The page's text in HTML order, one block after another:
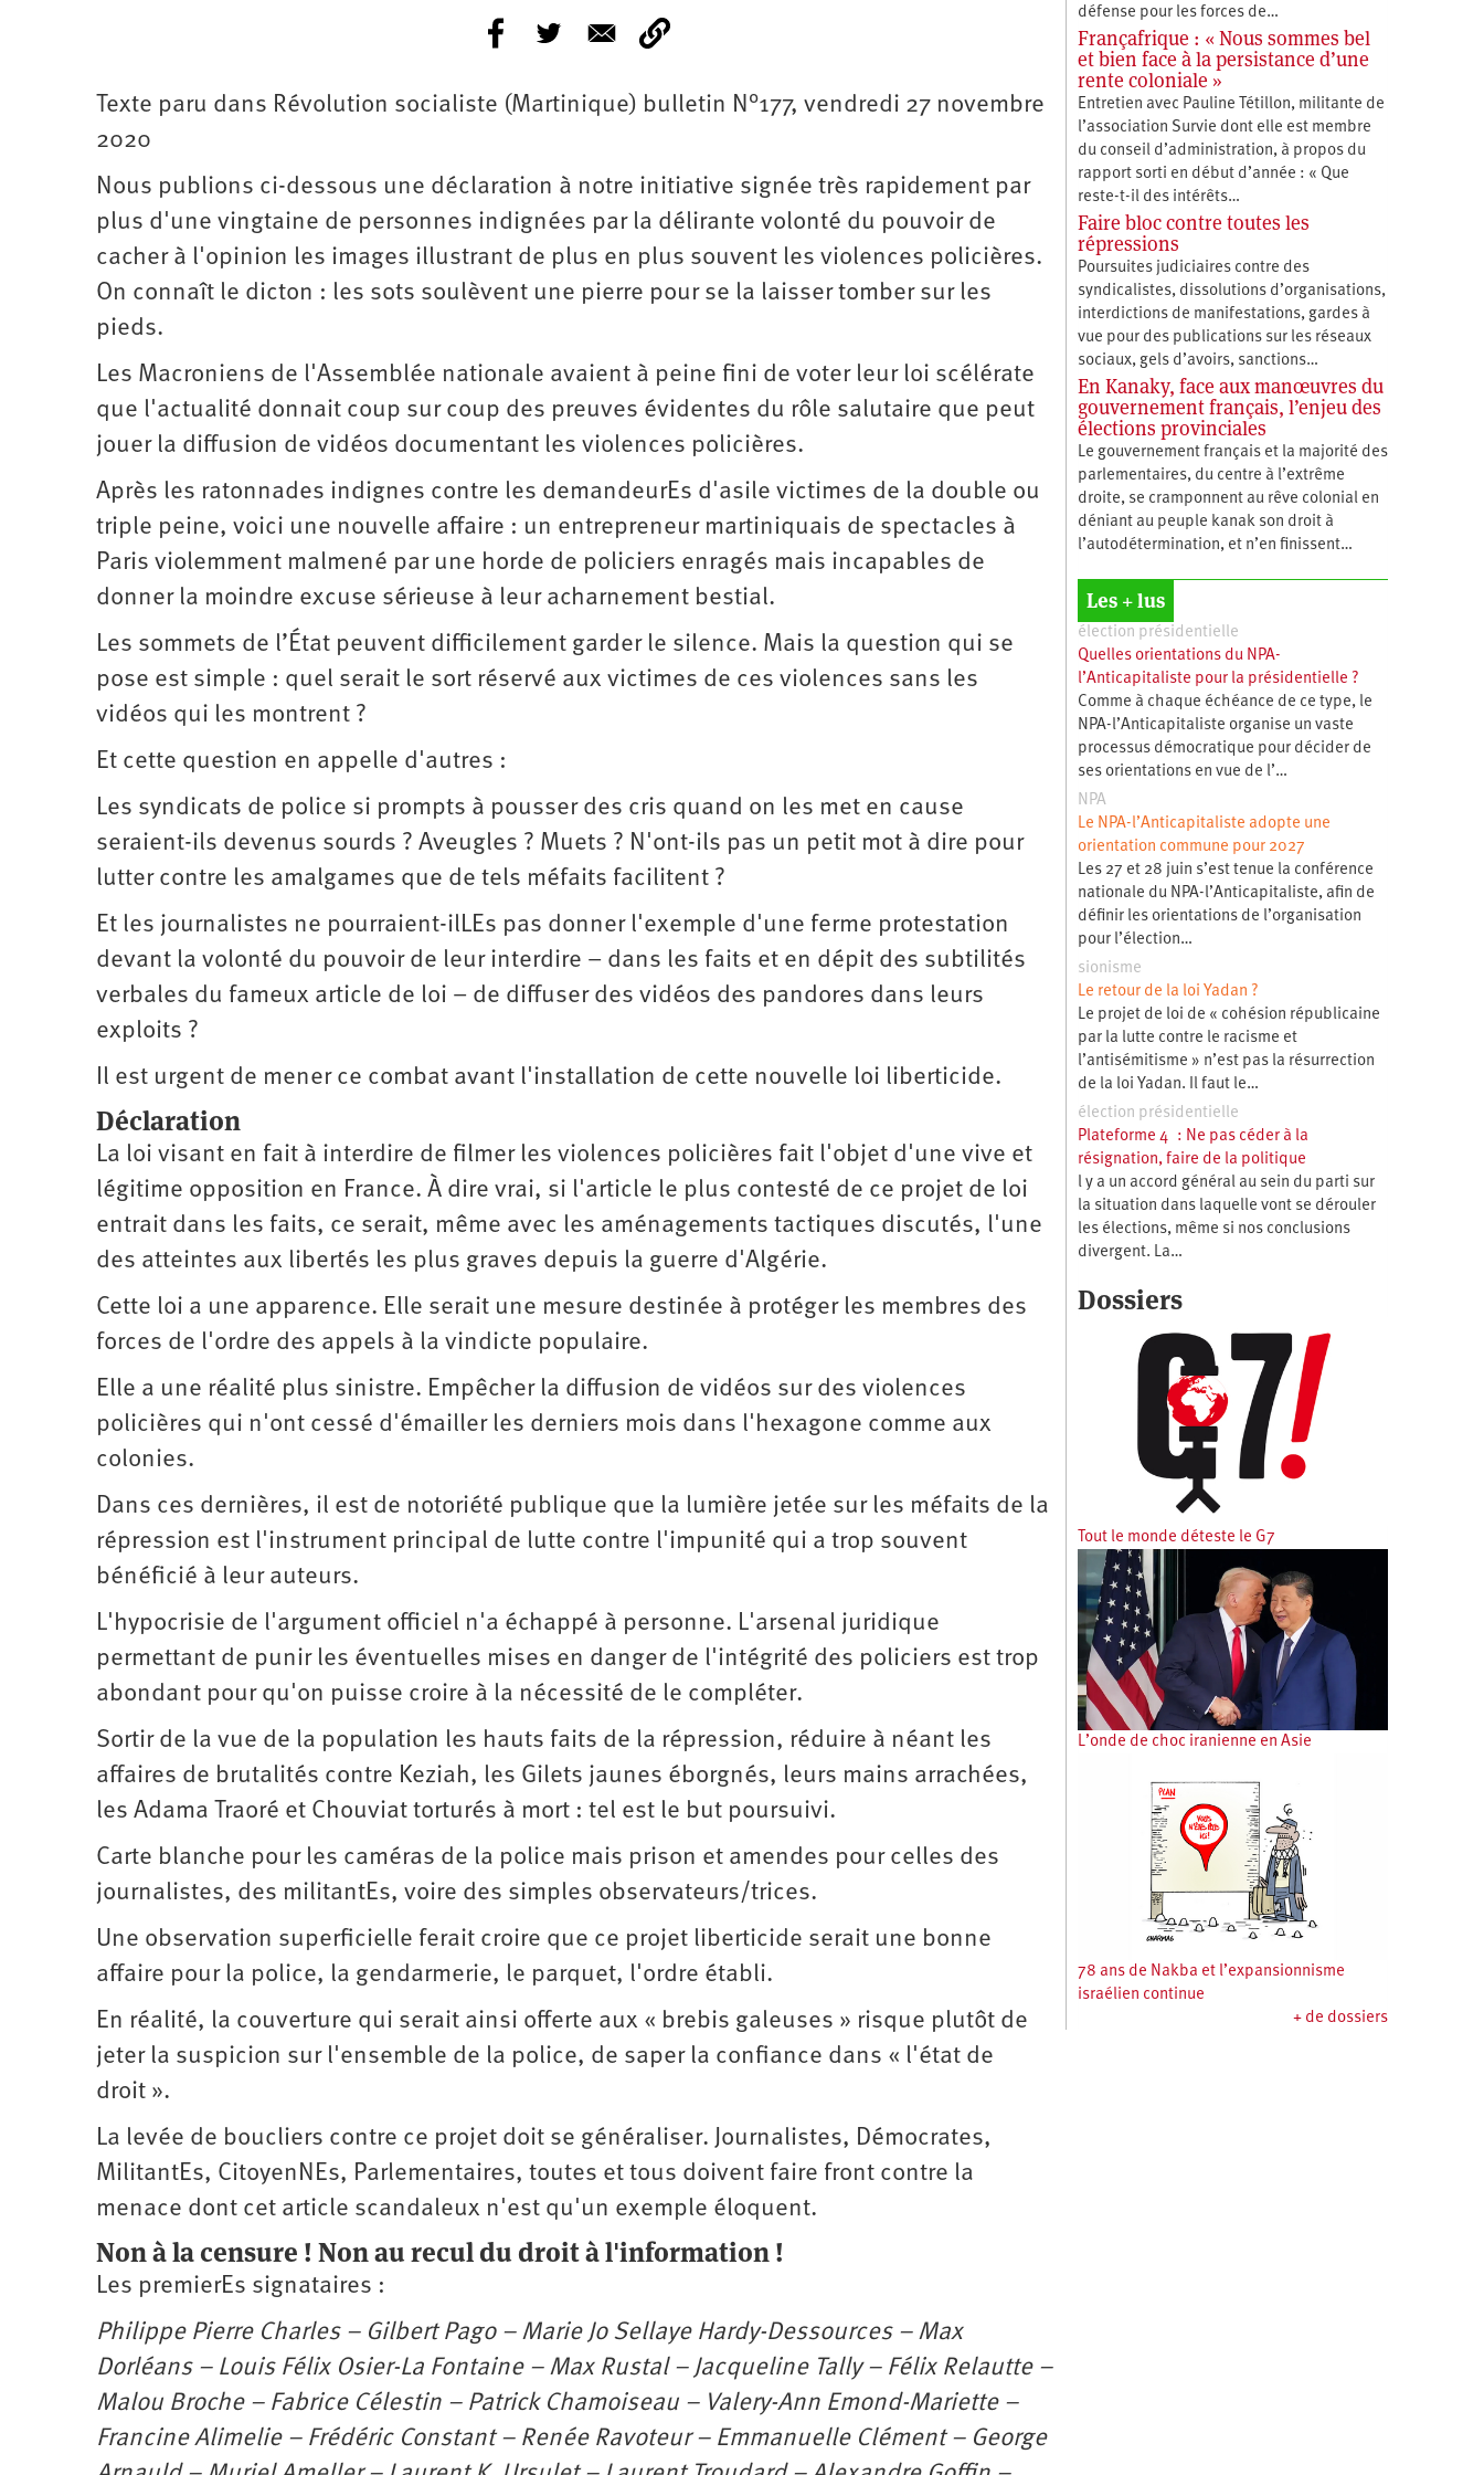
Texte paru dans Révolution socialiste (Martinique) bulletin N°177, vendredi 27 novembre
2020
Nous publions ci-dessous une déclaration à notre initiative signée très rapidement par
plus d'une vingtaine de personnes indignées par la délirante volonté du pouvoir de
cacher à l'opinion les images illustrant de plus en plus souvent les violences policières.
On connaît le dicton : les sots soulèvent une pierre pour se la laisser tomber sur les
pieds.
Les Macroniens de l'Assemblée nationale avaient à peine fini de voter leur loi scélérate
que l'actualité donnait coup sur coup des preuves évidentes du rôle salutaire que peut
jouer la diffusion de vidéos documentant les violences policières.
Après les ratonnades indignes contre les demandeurEs d'asile victimes de la double ou
triple peine, voici une nouvelle affaire : un entrepreneur martiniquais de spectacles à
Paris violemment malmené par une horde de policiers enragés mais incapables de
donner la moindre excuse sérieuse à leur acharnement bestial.
Les sommets de l’État peuvent difficilement garder le silence. Mais la question qui se
pose est simple : quel serait le sort réservé aux victimes de ces violences sans les
vidéos qui les montrent ?
Et cette question en appelle d'autres :
Les syndicats de police si prompts à pousser des cris quand on les met en cause
seraient-ils devenus sourds ? Aveugles ? Muets ? N'ont-ils pas un petit mot à dire pour
lutter contre les amalgames que de tels méfaits facilitent ?
Et les journalistes ne pourraient-ilLEs pas donner l'exemple d'une ferme protestation
devant la volonté du pouvoir de leur interdire – dans les faits et en dépit des subtilités
verbales du fameux article de loi – de diffuser des vidéos des pandores dans leurs
exploits ?
Il est urgent de mener ce combat avant l'installation de cette nouvelle loi liberticide.
Déclaration
La loi visant en fait à interdire de filmer les violences policières fait l'objet d'une vive et
légitime opposition en France. À dire vrai, si l'article le plus contesté de ce projet de loi
entrait dans les faits, ce serait, même avec les aménagements tactiques discutés, l'une
des atteintes aux libertés les plus graves depuis la guerre d'Algérie.
Cette loi a une apparence. Elle serait une mesure destinée à protéger les membres des
forces de l'ordre des appels à la vindicte populaire.
Elle a une réalité plus sinistre. Empêcher la diffusion de vidéos sur des violences
policières qui n'ont cessé d'émailler les derniers mois dans l'hexagone comme aux
colonies.
Dans ces dernières, il est de notoriété publique que la lumière jetée sur les méfaits de la
répression est l'instrument principal de lutte contre l'impunité qui a trop souvent
bénéficié à leur auteurs.
L'hypocrisie de l'argument officiel n'a échappé à personne. L'arsenal juridique
permettant de punir les éventuelles mises en danger de l'intégrité des policiers est trop
abondant pour qu'on puisse croire à la nécessité de le compléter.
Sortir de la vue de la population les hauts faits de la répression, réduire à néant les
affaires de brutalités contre Keziah, les Gilets jaunes éborgnés, leurs mains arrachées,
les Adama Traoré et Chouviat torturés à mort : tel est le but poursuivi.
Carte blanche pour les caméras de la police mais prison et amendes pour celles des
journalistes, des militantEs, voire des simples observateurs/trices.
Une observation superficielle ferait croire que ce projet liberticide serait une bonne
affaire pour la police, la gendarmerie, le parquet, l'ordre établi.
En réalité, la couverture qui serait ainsi offerte aux « brebis galeuses » risque plutôt de
jeter la suspicion sur l'ensemble de la police, de saper la confiance dans « l'état de
droit ».
La levée de boucliers contre ce projet doit se généraliser. Journalistes, Démocrates,
MilitantEs, CitoyenNEs, Parlementaires, toutes et tous doivent faire front contre la
menace dont cet article scandaleux n'est qu'un exemple éloquent.
Non à la censure ! Non au recul du droit à l'information !
Les premierEs signataires :
Philippe Pierre Charles – Gilbert Pago – Marie Jo Sellaye Hardy-Dessources – Max
Dorléans – Louis Félix Osier-La Fontaine – Max Rustal – Jacqueline Tally – Félix Relautte –
Malou Broche – Fabrice Célestin – Patrick Chamoiseau – Valery-Ann Emond-Mariette –
Francine Alimelie – Frédéric Constant – Renée Ravoteur – Emmanuelle Clément – George
défense pour les forces de…
Françafrique : « Nous sommes bel
et bien face à la persistance d’une
rente coloniale »
Entretien avec Pauline Tétillon, militante de
l’association Survie dont elle est membre
du conseil d’administration, à propos du
rapport sorti en début d’année : « Que
reste-t-il des intérêts…
Faire bloc contre toutes les
répressions
Poursuites judiciaires contre des
syndicalistes, dissolutions d’organisations,
interdictions de manifestations, gardes à
vue pour des publications sur les réseaux
sociaux, gels d’avoirs, sanctions…
En Kanaky, face aux manœuvres du
gouvernement français, l’enjeu des
élections provinciales
Le gouvernement français et la majorité des
parlementaires, du centre à l’extrême
droite, se cramponnent au rêve colonial en
déniant au peuple kanak son droit à
l’autodétermination, et n’en finissent…
Les + lus
élection présidentielle
Quelles orientations du NPA-
l’Anticapitaliste pour la présidentielle ?
Comme à chaque échéance de ce type, le
NPA-l’Anticapitaliste organise un vaste
processus démocratique pour décider de
ses orientations en vue de l’…
NPA
Le NPA-l’Anticapitaliste adopte une
orientation commune pour 2027
Les 27 et 28 juin s’est tenue la conférence
nationale du NPA-l’Anticapitaliste, afin de
définir les orientations de l’organisation
pour l’élection…
sionisme
Le retour de la loi Yadan ?
Le projet de loi de « cohésion républicaine
par la lutte contre le racisme et
l’antisémitisme » n’est pas la résurrection
de la loi Yadan. Il faut le…
élection présidentielle
Plateforme 4 : Ne pas céder à la
résignation, faire de la politique
l y a un accord général au sein du parti sur
la situation dans laquelle vont se dérouler
les élections, même si nos conclusions
divergent. La…
Dossiers
Tout le monde déteste le G7
L’onde de choc iranienne en Asie
78 ans de Nakba et l’expansionnisme
israélien continue
+ de dossiers